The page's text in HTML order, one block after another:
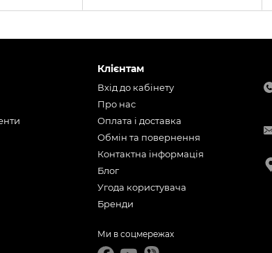
Клієнтам
Вхід до кабінету
Про нас
Оплата і доставка
Обмін та повернення
Контактна інформація
Блог
Угода користувача
Бренди
Ми в соцмережах